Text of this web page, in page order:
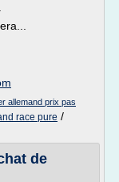
allemand prix pas
race pure /
de